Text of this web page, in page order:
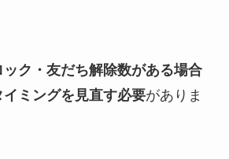
ク・友だち解除数がある場合
ミングを見直す必要がありま